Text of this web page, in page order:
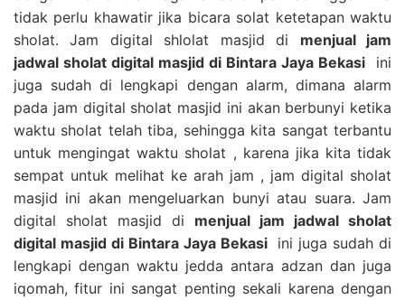
tidak perlu khawatir jika bicara solat ketetapan waktu
sholat. Jam digital shlolat masjid di menjual jam
jadwal sholat digital masjid di Bintara Jaya Bekasi ini
juga sudah di lengkapi dengan alarm, dimana alarm
pada jam digital sholat masjid ini akan berbunyi ketika
waktu sholat telah tiba, sehingga kita sangat terbantu
untuk mengingat waktu sholat , karena jika kita tidak
sempat untuk melihat ke arah jam , jam digital sholat
masjid ini akan mengeluarkan bunyi atau suara. Jam
digital sholat masjid di menjual jam jadwal sholat
digital masjid di Bintara Jaya Bekasi ini juga sudah di
lengkapi dengan waktu jedda antara adzan dan juga
iqomah, fitur ini sangat penting sekali karena dengan